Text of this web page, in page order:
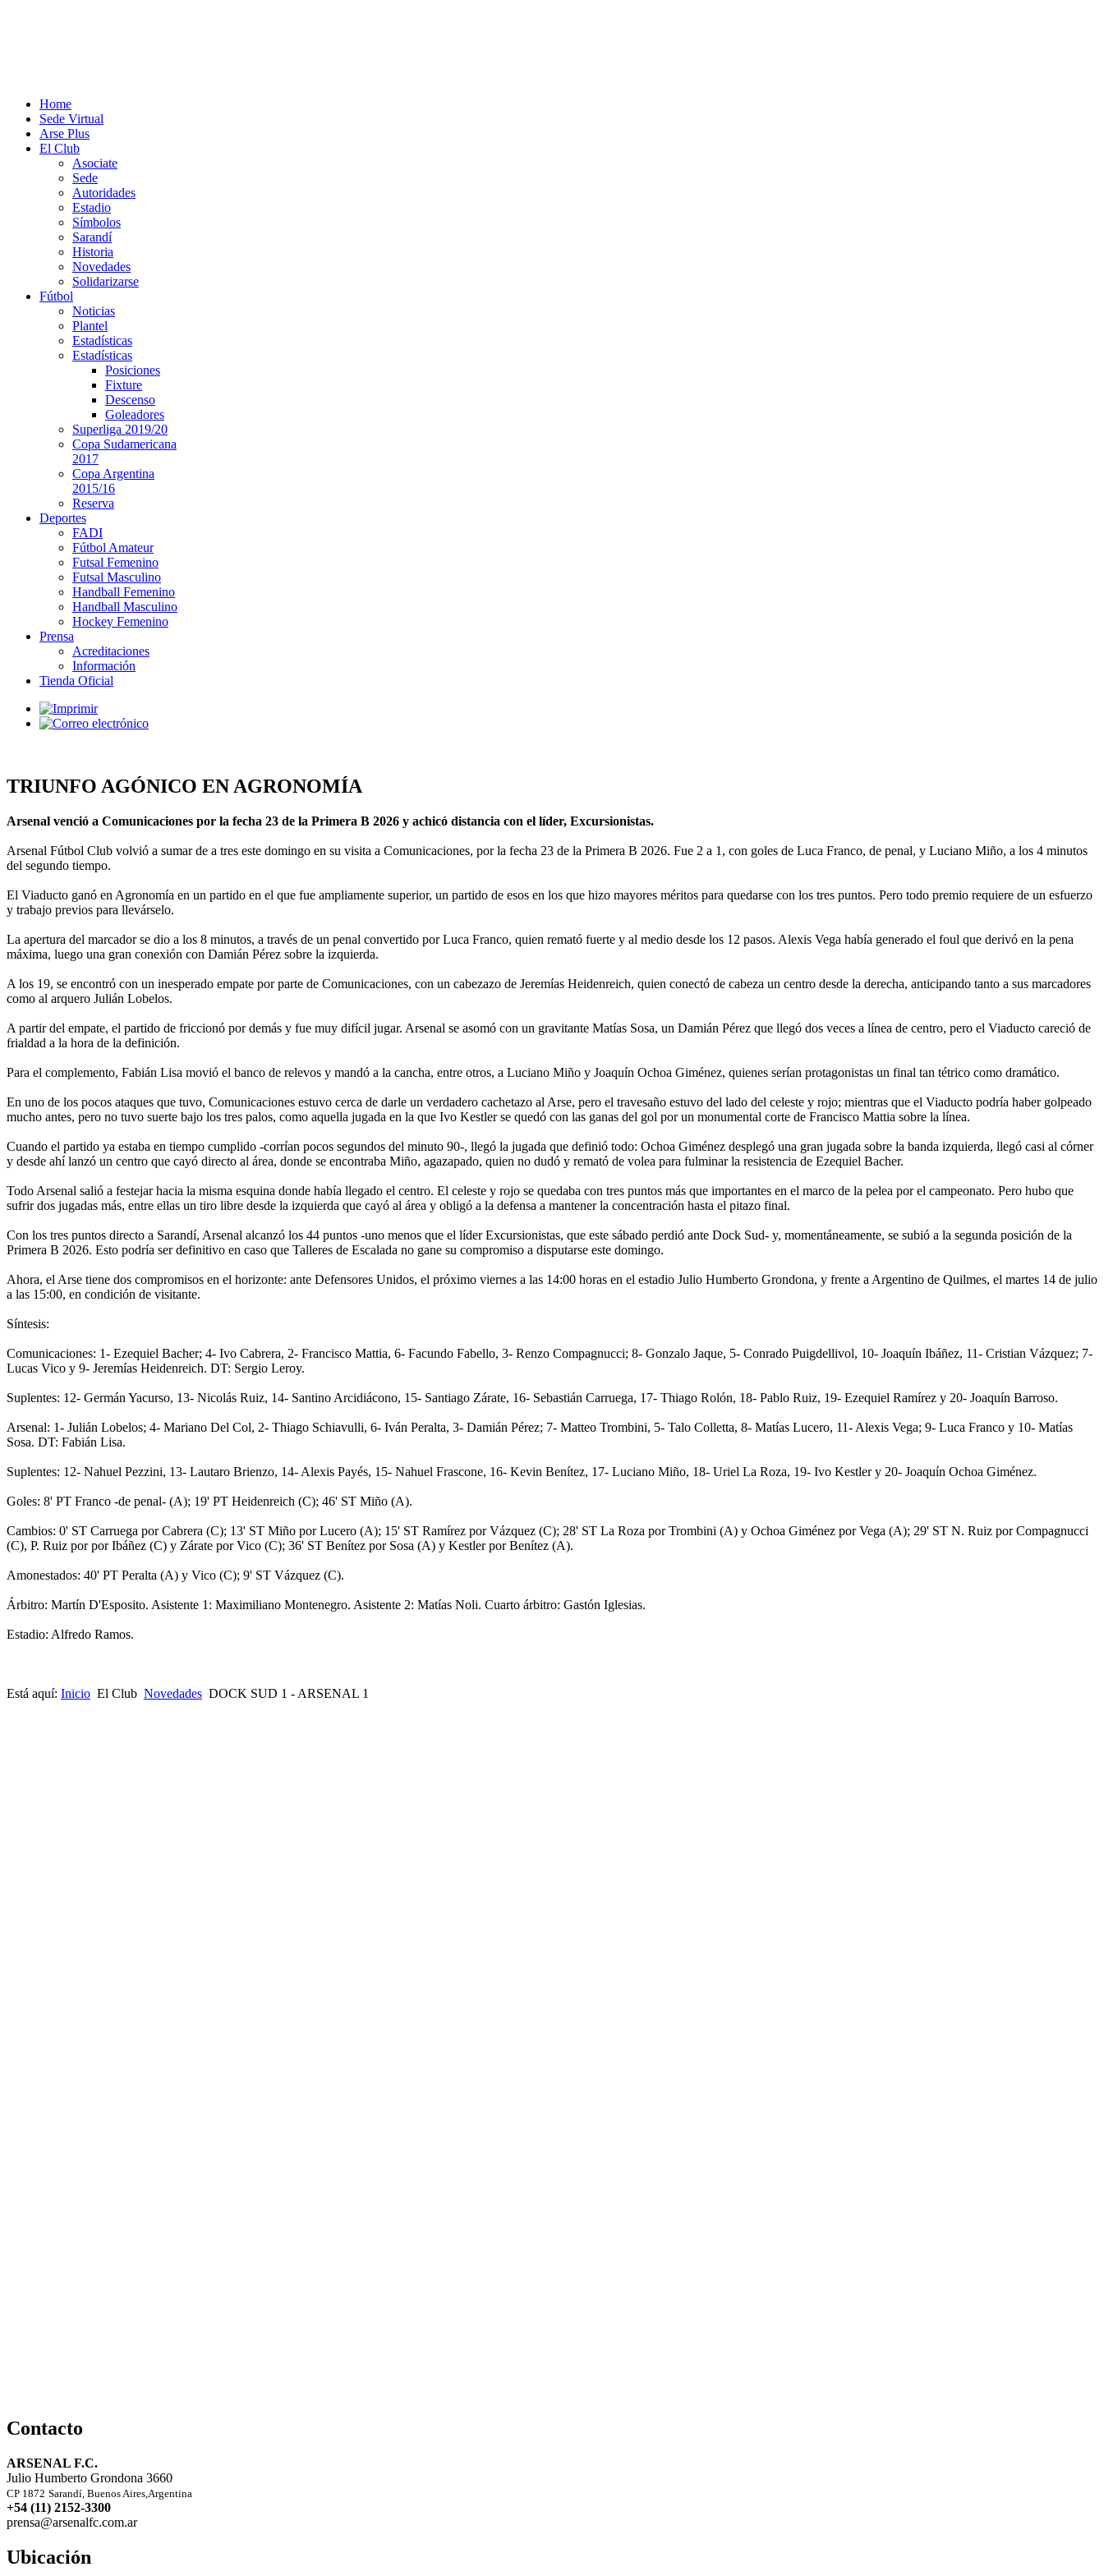
Home
Sede Virtual
Arse Plus
El Club
Asociate
Sede
Autoridades
Estadio
Símbolos
Sarandí
Historia
Novedades
Solidarizarse
Fútbol
Noticias
Plantel
Estadísticas
Estadísticas
Posiciones
Fixture
Descenso
Goleadores
Superliga 2019/20
Copa Sudamericana
2017
Copa Argentina
2015/16
Reserva
Deportes
FADI
Fútbol Amateur
Futsal Femenino
Futsal Masculino
Handball Femenino
Handball Masculino
Hockey Femenino
Prensa
Acreditaciones
Información
Tienda Oficial
TRIUNFO AGÓNICO EN AGRONOMÍA
Arsenal venció a Comunicaciones por la fecha 23 de la Primera B 2026 y achicó distancia con el líder, Excursionistas.
Arsenal Fútbol Club volvió a sumar de a tres este domingo en su visita a Comunicaciones, por la fecha 23 de la Primera B 2026. Fue 2 a 1, con goles de Luca Franco, de penal, y Luciano Miño, a los 4 minutos
del segundo tiempo.
El Viaducto ganó en Agronomía en un partido en el que fue ampliamente superior, un partido de esos en los que hizo mayores méritos para quedarse con los tres puntos. Pero todo premio requiere de un esfuerzo
y trabajo previos para llevárselo.
La apertura del marcador se dio a los 8 minutos, a través de un penal convertido por Luca Franco, quien remató fuerte y al medio desde los 12 pasos. Alexis Vega había generado el foul que derivó en la pena
máxima, luego una gran conexión con Damián Pérez sobre la izquierda.
A los 19, se encontró con un inesperado empate por parte de Comunicaciones, con un cabezazo de Jeremías Heidenreich, quien conectó de cabeza un centro desde la derecha, anticipando tanto a sus marcadores
como al arquero Julián Lobelos.
A partir del empate, el partido de friccionó por demás y fue muy difícil jugar. Arsenal se asomó con un gravitante Matías Sosa, un Damián Pérez que llegó dos veces a línea de centro, pero el Viaducto careció de
frialdad a la hora de la definición.
Para el complemento, Fabián Lisa movió el banco de relevos y mandó a la cancha, entre otros, a Luciano Miño y Joaquín Ochoa Giménez, quienes serían protagonistas un final tan tétrico como dramático.
En uno de los pocos ataques que tuvo, Comunicaciones estuvo cerca de darle un verdadero cachetazo al Arse, pero el travesaño estuvo del lado del celeste y rojo; mientras que el Viaducto podría haber golpeado
mucho antes, pero no tuvo suerte bajo los tres palos, como aquella jugada en la que Ivo Kestler se quedó con las ganas del gol por un monumental corte de Francisco Mattia sobre la línea.
Cuando el partido ya estaba en tiempo cumplido -corrían pocos segundos del minuto 90-, llegó la jugada que definió todo: Ochoa Giménez desplegó una gran jugada sobre la banda izquierda, llegó casi al córner
y desde ahí lanzó un centro que cayó directo al área, donde se encontraba Miño, agazapado, quien no dudó y remató de volea para fulminar la resistencia de Ezequiel Bacher.
Todo Arsenal salió a festejar hacia la misma esquina donde había llegado el centro. El celeste y rojo se quedaba con tres puntos más que importantes en el marco de la pelea por el campeonato. Pero hubo que
sufrir dos jugadas más, entre ellas un tiro libre desde la izquierda que cayó al área y obligó a la defensa a mantener la concentración hasta el pitazo final.
Con los tres puntos directo a Sarandí, Arsenal alcanzó los 44 puntos -uno menos que el líder Excursionistas, que este sábado perdió ante Dock Sud- y, momentáneamente, se subió a la segunda posición de la
Primera B 2026. Esto podría ser definitivo en caso que Talleres de Escalada no gane su compromiso a disputarse este domingo.
Ahora, el Arse tiene dos compromisos en el horizonte: ante Defensores Unidos, el próximo viernes a las 14:00 horas en el estadio Julio Humberto Grondona, y frente a Argentino de Quilmes, el martes 14 de julio
a las 15:00, en condición de visitante.
Síntesis:
Comunicaciones: 1- Ezequiel Bacher; 4- Ivo Cabrera, 2- Francisco Mattia, 6- Facundo Fabello, 3- Renzo Compagnucci; 8- Gonzalo Jaque, 5- Conrado Puigdellivol, 10- Joaquín Ibáñez, 11- Cristian Vázquez; 7-
Lucas Vico y 9- Jeremías Heidenreich. DT: Sergio Leroy.
Suplentes: 12- Germán Yacurso, 13- Nicolás Ruiz, 14- Santino Arcidiácono, 15- Santiago Zárate, 16- Sebastián Carruega, 17- Thiago Rolón, 18- Pablo Ruiz, 19- Ezequiel Ramírez y 20- Joaquín Barroso.
Arsenal: 1- Julián Lobelos; 4- Mariano Del Col, 2- Thiago Schiavulli, 6- Iván Peralta, 3- Damián Pérez; 7- Matteo Trombini, 5- Talo Colletta, 8- Matías Lucero, 11- Alexis Vega; 9- Luca Franco y 10- Matías
Sosa. DT: Fabián Lisa.
Suplentes: 12- Nahuel Pezzini, 13- Lautaro Brienzo, 14- Alexis Payés, 15- Nahuel Frascone, 16- Kevin Benítez, 17- Luciano Miño, 18- Uriel La Roza, 19- Ivo Kestler y 20- Joaquín Ochoa Giménez.
Goles: 8' PT Franco -de penal- (A); 19' PT Heidenreich (C); 46' ST Miño (A).
Cambios: 0' ST Carruega por Cabrera (C); 13' ST Miño por Lucero (A); 15' ST Ramírez por Vázquez (C); 28' ST La Roza por Trombini (A) y Ochoa Giménez por Vega (A); 29' ST N. Ruiz por Compagnucci
(C), P. Ruiz por por Ibáñez (C) y Zárate por Vico (C); 36' ST Benítez por Sosa (A) y Kestler por Benítez (A).
Amonestados: 40' PT Peralta (A) y Vico (C); 9' ST Vázquez (C).
Árbitro: Martín D'Esposito. Asistente 1: Maximiliano Montenegro. Asistente 2: Matías Noli. Cuarto árbitro: Gastón Iglesias.
Estadio: Alfredo Ramos.
Está aquí: Inicio El Club Novedades DOCK SUD 1 - ARSENAL 1
Contacto
ARSENAL F.C.
Julio Humberto Grondona 3660
CP 1872 Sarandí, Buenos Aires,Argentina
+54 (11) 2152-3300
prensa@arsenalfc.com.ar
Ubicación